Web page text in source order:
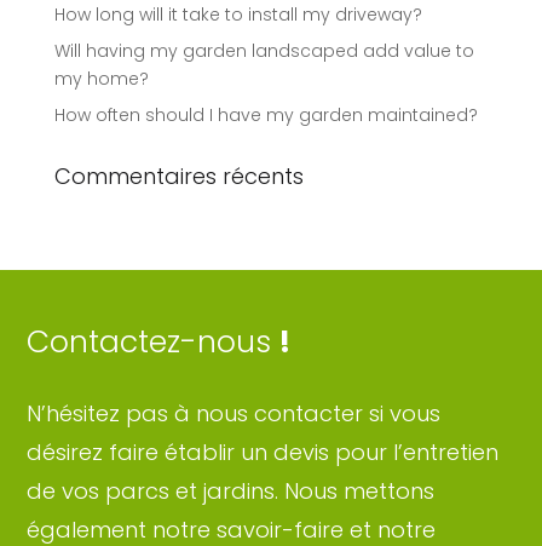
How long will it take to install my driveway?
Will having my garden landscaped add value to
my home?
How often should I have my garden maintained?
Commentaires récents
Contactez-nous !
N’hésitez pas à nous contacter si vous
désirez faire établir un devis pour l’entretien
de vos parcs et jardins. Nous mettons
également notre savoir-faire et notre